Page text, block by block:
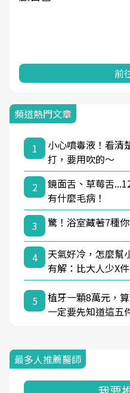
前
頻道熱門文章
1
小心噴毒液！看清
打，要用吹的～
2
鏡面舌、草莓舌
有什麼毛病！
3
驚！浴室藏著7種
4
天氣好冷，怎麼幫
有解：比大人少X
5
植牙一顆8萬元，
一定要先知道這五
最多人推薦醫師